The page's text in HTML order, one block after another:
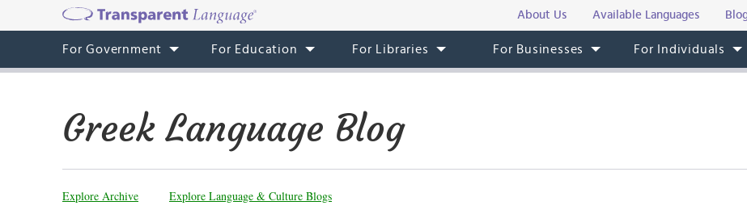
About Us Available Languages
For Government For Education For Libraries For Businesses For Individuals
Greek Language Blog
Explore Archive Explore Language & Culture Blogs